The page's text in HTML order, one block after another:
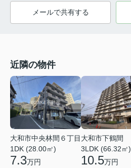
メールで共有する
近隣の物件
大和市中央林間６丁目
1DK (28.00㎡)
7.3万円
大和市下鶴間
3LDK (66.32㎡)
10.5万円